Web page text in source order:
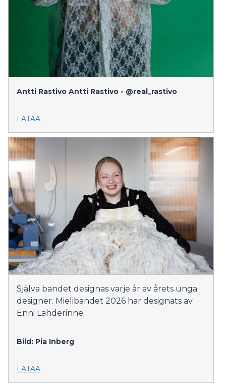
Antti Rastivo Antti Rastivo - @real_rastivo
LATAA
Själva bandet designas varje år av årets unga
designer. Mielibandet 2026 har designats av
Enni Lähderinne.
Bild: Pia Inberg
LATAA